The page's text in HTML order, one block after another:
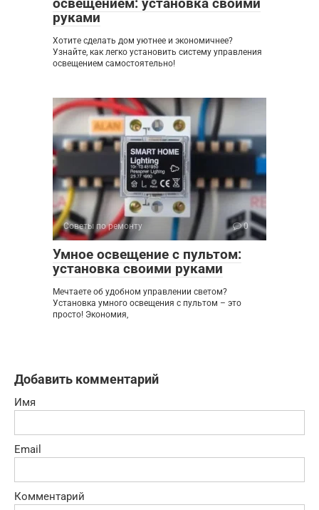
освещением: установка своими
руками
Хотите сделать дом уютнее и экономичнее?
Узнайте, как легко установить систему управления
освещением самостоятельно!
Советы по ремонту 0
Умное освещение с пультом:
установка своими руками
Мечтаете об удобном управлении светом?
Установка умного освещения с пультом – это
просто! Экономия,
Добавить комментарий
Имя
Email
Комментарий